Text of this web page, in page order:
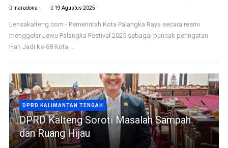
maradona - 19 Agustus 2025
Lensakalteng.com - Pemerintah Kota Palangka Raya secara resmi
menggelar Lewu Palangka Festival 2025 sebagai puncak peringatan
Hari Jadi ke-68 Kota ...
DPRD KALIMANTAN TENGAH
DPRD Kalteng Soroti Masalah Sampah
dan Ruang Hijau